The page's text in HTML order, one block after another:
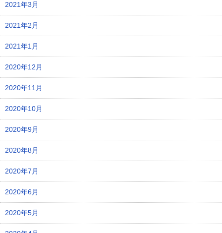
2021年3月
2021年2月
2021年1月
2020年12月
2020年11月
2020年10月
2020年9月
2020年8月
2020年7月
2020年6月
2020年5月